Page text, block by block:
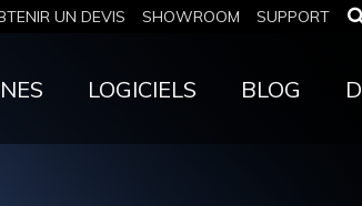
UN DEVIS SHOWROOM SUPPORT
LOGICIELS BLOG